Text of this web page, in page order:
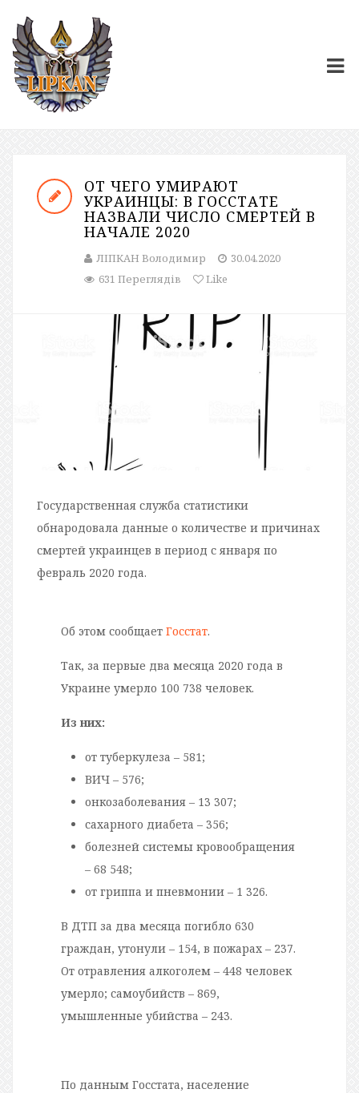
ОТ ЧЕГО УМИРАЮТ
УКРАИНЦЫ: В ГОССТАТЕ
НАЗВАЛИ ЧИСЛО СМЕРТЕЙ В
НАЧАЛЕ 2020
ЛІПКАН Володимир
30.04.2020
631 Переглядів
Like
Государственная служба статистики
обнародовала данные о количестве и причинах
смертей украинцев в период с января по
февраль 2020 года.
Об этом сообщает Госстат.
Так, за первые два месяца 2020 года в
Украине умерло 100 738 человек.
Из них:
от туберкулеза – 581;
ВИЧ – 576;
онкозаболевания – 13 307;
сахарного диабета – 356;
болезней системы кровообращения
– 68 548;
от гриппа и пневмонии – 1 326.
В ДТП за два месяца погибло 630
граждан, утонули – 154, в пожарах – 237.
От отравления алкоголем – 448 человек
умерло; самоубийств – 869,
умышленные убийства – 243.
По данным Госстата, население